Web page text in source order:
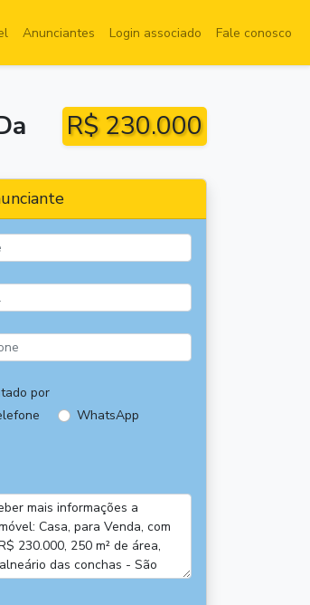
Anunciantes Login associado Fale conosco
R$ 230.000
por
WhatsApp